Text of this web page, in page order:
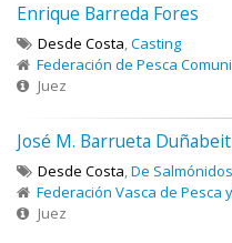
Enrique Barreda Fores
Desde Costa,Casting
Federación de Pesca
Juez
José M. Barrueta
Desde Costa,De Salmónidos
Federación Vasca de Pesca
Juez